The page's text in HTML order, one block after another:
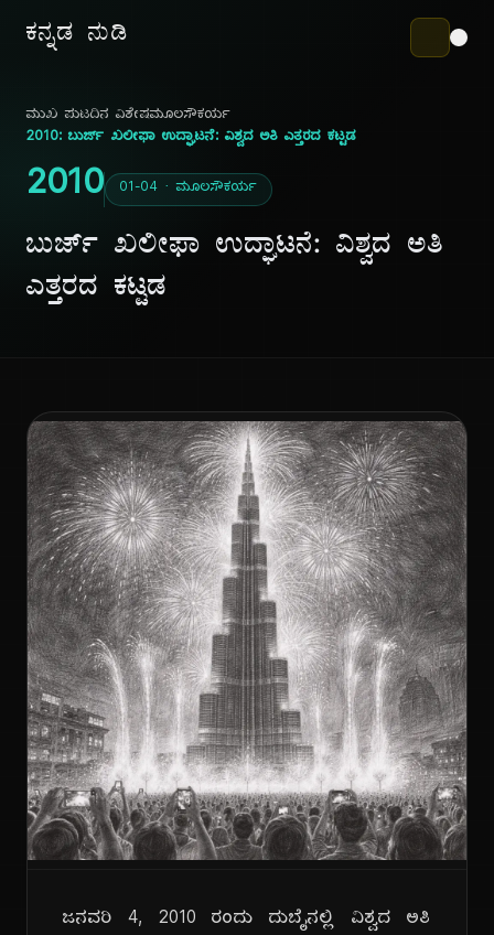
ಕನ್ನಡ ನುಡಿ
ಮುಖ ಪುಟದಿನ ವಿಶೇಷಮೂಲಸೌಕರ್ಯ
2010: ಬುರ್ಜ್ ಖಲೀಫಾ ಉದ್ಘಾಟನೆ: ವಿಶ್ವದ ಅತಿ ಎತ್ತರದ ಕಟ್ಟಡ
2010 01-04 · ಮೂಲಸೌಕರ್ಯ
ಬುರ್ಜ್ ಖಲೀಫಾ ಉದ್ಘಾಟನೆ: ವಿಶ್ವದ ಅತಿ
ಎತ್ತರದ ಕಟ್ಟಡ
ಜನವರಿ 4, 2010 ರಂದು ದುಬೈನಲ್ಲಿ ವಿಶ್ವದ ಅತಿ